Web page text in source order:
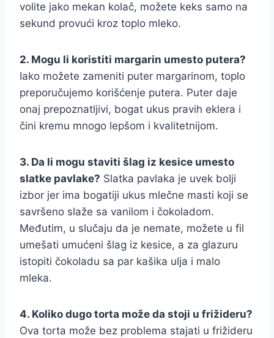
volite jako mekan kolač, možete keks samo na
sekund provući kroz toplo mleko.
2. Mogu li koristiti margarin umesto putera?
Iako možete zameniti puter margarinom, toplo
preporučujemo korišćenje putera. Puter daje
onaj prepoznatljivi, bogat ukus pravih eklera i
čini kremu mnogo lepšom i kvalitetnijom.
3. Da li mogu staviti šlag iz kesice umesto
slatke pavlake? Slatka pavlaka je uvek bolji
izbor jer ima bogatiji ukus mlečne masti koji se
savršeno slaže sa vanilom i čokoladom.
Međutim, u slučaju da je nemate, možete u fil
umešati umućeni šlag iz kesice, a za glazuru
istopiti čokoladu sa par kašika ulja i malo
mleka.
4. Koliko dugo torta može da stoji u frižideru?
Ova torta može bez problema stajati u frižideru